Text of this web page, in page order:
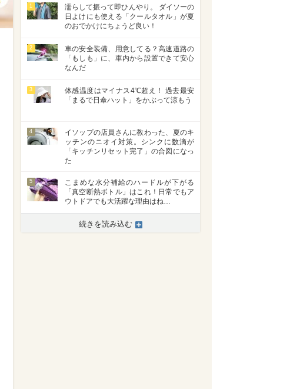
1
濡らして振って即ひんやり。 ダイソーの
日よけにも使える「クールタオル」が夏
のおでかけにちょうど良い！
2
車の安全装備、用意してる？高速道路の
「もしも」に、車内から設置できて安心
なんだ
3
体感温度はマイナス4℃超え！ 過去最安
「まるで日傘ハット」をかぶって涼もう
4
イソップの店員さんに教わった、夏のキ
ッチンのニオイ対策。シンクに数滴が
「キッチンリセット完了」の合図になっ
た
5
こまめな水分補給のハードルが下がる
「真空断熱ボトル」はこれ！日常でもア
ウトドアでも大活躍な理由はね…
続きを読み込む